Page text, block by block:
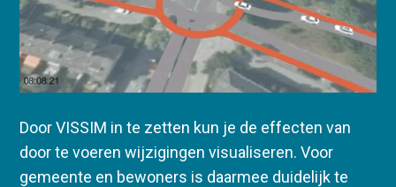
Door VISSIM in te zetten kun je de effecten van
door te voeren wijzigingen visualiseren. Voor
gemeente en bewoners is daarmee duidelijk te